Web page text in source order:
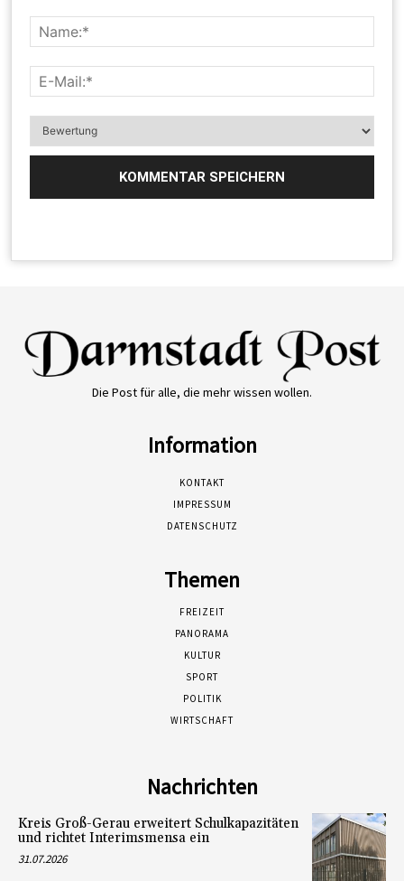
Die Post für alle, die mehr wissen wollen.
Information
KONTAKT
IMPRESSUM
DATENSCHUTZ
Themen
FREIZEIT
PANORAMA
KULTUR
SPORT
POLITIK
WIRTSCHAFT
Nachrichten
Kreis Groß-Gerau erweitert Schulkapazitäten
und richtet Interimsmensa ein
31.07.2026